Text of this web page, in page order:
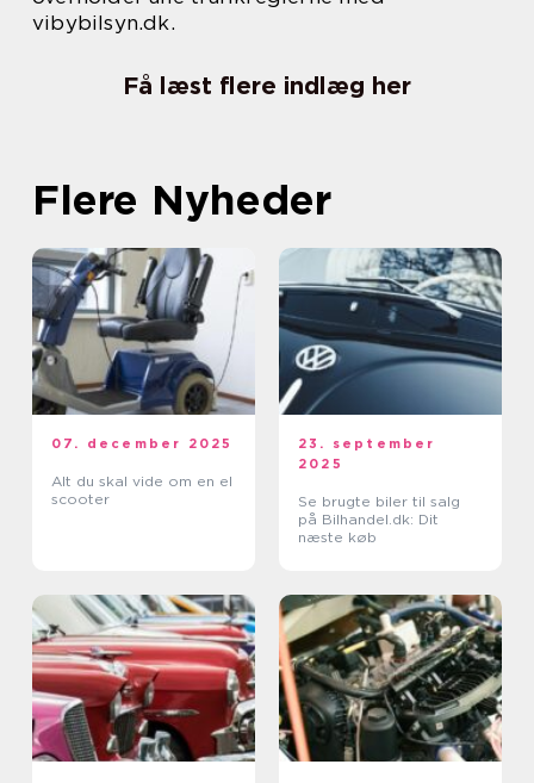
vibybilsyn.dk.
Få læst flere indlæg her
Flere Nyheder
07. december 2025
Alt du skal vide om en el
scooter
23. september
2025
Se brugte biler til salg
på Bilhandel.dk: Dit
næste køb